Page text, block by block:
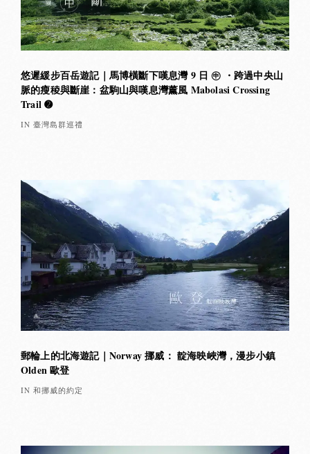
悠遲緩步百岳遊記｜馬博橫斷下嘆息灣 9 日 ㊥ ・跨過中央山
脈的瘦稜與斷崖：盆駒山與嘆息灣薰風 Mabolasi Crossing
Trail ➋
IN 臺灣島群巡禮
郵輪上的北海遊記｜Norway 挪威： 靛海映峽灣，漫步小鎮
Olden 歐登
IN 和挪威的約定